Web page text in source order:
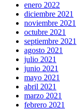
enero 2022
diciembre 2021
noviembre 2021
octubre 2021
septiembre 2021
agosto 2021
julio 2021
junio 2021
mayo 2021
abril 2021
marzo 2021
febrero 2021